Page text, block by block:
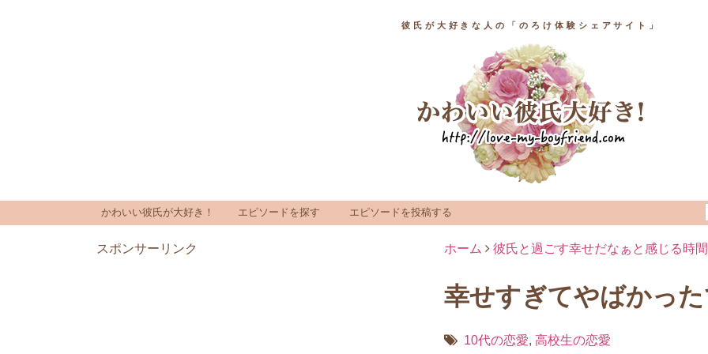
彼氏が大好きな人の「のろけ体験シェアサイト」
かわいい彼氏が大好き！ エピソードを探す エピソードを投稿する
ホーム 彼氏と過ごす幸せだなぁと感じる時間
幸せすぎてやばかっ
10代の恋愛, 高校生の恋愛
スポンサーリンク